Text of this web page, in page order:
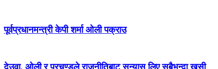
पूर्वप्रधानमन्त्री केपी शर्मा ओली पक्राउ